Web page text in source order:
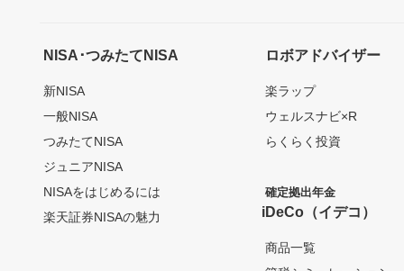
NISA･つみたてNISA
新NISA
一般NISA
つみたてNISA
ジュニアNISA
NISAをはじめるには
楽天証券NISAの魅力
ロボアドバイザー
楽ラップ
ウェルスナビ×R
らくらく投資
確定拠出年金
iDeCo（イデコ）
商品一覧